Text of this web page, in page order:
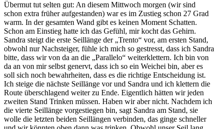
Übermut tut selten gut: An diesem Mittwoch morgen (wir sind
schon extra früher aufgestanden) war es im Zustieg schon 27 Grad
warm. In der gesamten Wand gibt es keinen Moment Schatten.
Schon am Einstieg hatte ich das Gefühl, mir kocht das Gehirn.
Sandra steigt die erste Seillänge der „Trento“ vor, am ersten Stand,
obwohl nur Nachsteiger, fühle ich mich so gestresst, dass ich Sandra
bitte, dass wir von da an die „Parallelo“ weiterklettern. Ich bin von
da an von mir selbst genervt, dass ich so ein Weichei bin, aber es
soll sich noch bewahrheiten, dass es die richtige Entscheidung ist.
Ich steige die nächste Seillänge vor und Sandra und ich klettern die
Route überschlagend weiter zu Ende. Eigentlich hätten wir jeden
zweiten Stand Trinken müssen. Haben wir aber nicht. Nachdem ich
die vierte Seillänge vorgestiegen bin, sagt Sandra am Stand, sie
wolle die letzten beiden Seillängen verbinden, das ginge schneller